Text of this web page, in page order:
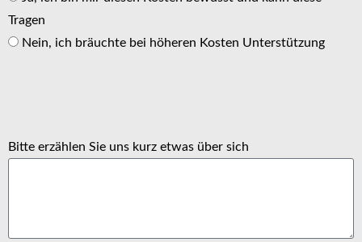
Tragen
Nein, ich bräuchte bei höheren Kosten Unterstützung
Bitte erzählen Sie uns kurz etwas über sich